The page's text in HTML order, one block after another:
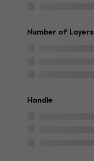
Number of Layers
Handle